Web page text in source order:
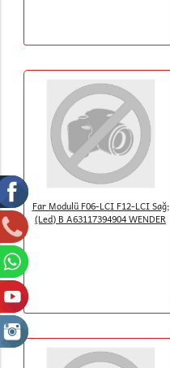
Far Modulü F06-LCI F12-LCI Sağ;
(Led) B A63117394904 WENDER